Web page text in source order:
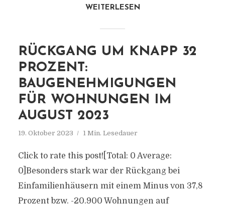
WEITERLESEN
RÜCKGANG UM KNAPP 32
PROZENT:
BAUGENEHMIGUNGEN
FÜR WOHNUNGEN IM
AUGUST 2023
19. Oktober 2023 1 Min. Lesedauer
Click to rate this post![Total: 0 Average:
0]Besonders stark war der Rückgang bei
Einfamilienhäusern mit einem Minus von 37,8
Prozent bzw. -20.900 Wohnungen auf